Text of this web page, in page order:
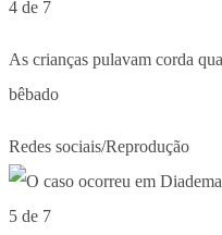
4 de 7
As crianças pulavam corda
bêbado
Redes sociais/Reprodução
5 de 7